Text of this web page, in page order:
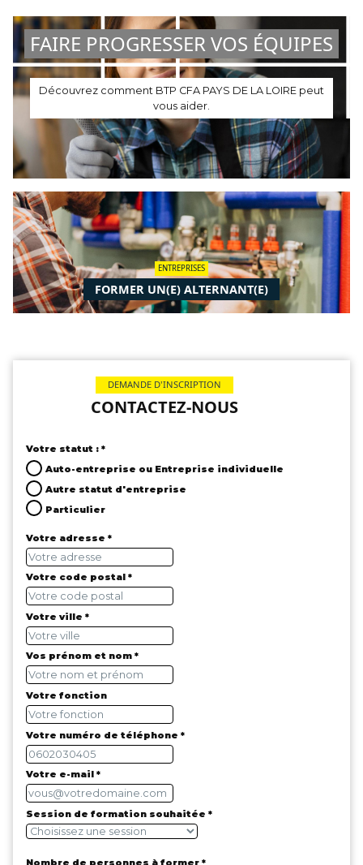
FAIRE PROGRESSER VOS ÉQUIPES
Découvrez comment BTP CFA PAYS DE LA LOIRE peut
vous aider.
ENTREPRISES
FORMER UN(E) ALTERNANT(E)
DEMANDE D'INSCRIPTION
CONTACTEZ-NOUS
Votre statut : *
Auto-entreprise ou Entreprise individuelle
Autre statut d'entreprise
Particulier
Votre adresse *
Votre code postal *
Votre ville *
Vos prénom et nom *
Votre fonction
Votre numéro de téléphone *
Votre e-mail *
Session de formation souhaitée *